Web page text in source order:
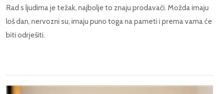
Rad s ljudima je težak, najbolje to znaju prodavači. Možda imaju
loš dan, nervozni su, imaju puno toga na pameti i prema vama će
biti odrješiti.